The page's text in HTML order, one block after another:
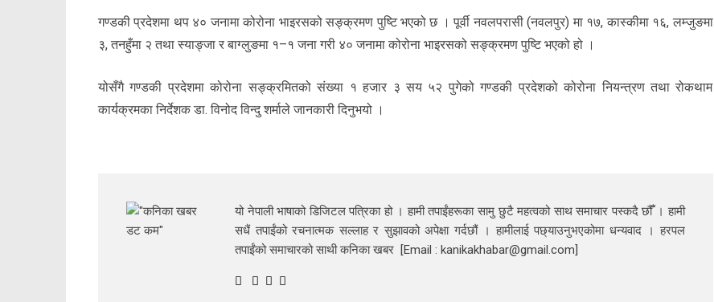
गण्डकी प्रदेशमा थप ४० जनामा कोरोना भाइरसको सङ्क्रमण पुष्टि भएको छ । पूर्वी नवलपरासी (नवलपुर) मा १७, कास्कीमा १६, लम्जुङमा
३, तनहुँमा २ तथा स्याङ्जा र बाग्लुङमा १–१ जना गरी ४० जनामा कोरोना भाइरसको सङ्क्रमण पुष्टि भएको हो ।
योसँगै गण्डकी प्रदेशमा कोरोना सङ्क्रमितको संख्या १ हजार ३ सय ५२ पुगेको गण्डकी प्रदेशको कोरोना नियन्त्रण तथा रोकथाम
कार्यक्रमका निर्देशक डा. विनोद विन्दु शर्माले जानकारी दिनुभयो ।
यो नेपाली भाषाको डिजिटल पत्रिका हो । हामी तपाईंहरूका सामु छुटै महत्वको साथ समाचार पस्कदै छौँँ । हामी
सधैं तपाईंको रचनात्मक सल्लाह र सुझावको अपेक्षा गर्दछौं । हामीलाई पछ्याउनुभएकोमा धन्यवाद । हरपल
तपाईंको समाचारको साथी कनिका खबर [Email : kanikakhabar@gmail.com]